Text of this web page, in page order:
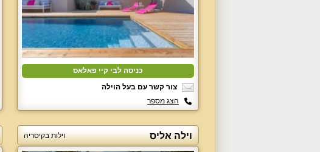
כניסה לבי קיי פאלאס
צור קשר עם בעל הוילה
הצג מספר
וילה אליס וילות בקיסריה